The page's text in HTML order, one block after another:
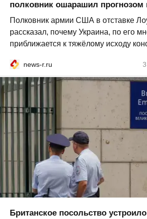
полковник ошарашил прогнозом
Полковник армии США в отставке
рассказал, почему Украина, по его
приближается к тяжёлому исходу
news-r.ru
Британское посольство